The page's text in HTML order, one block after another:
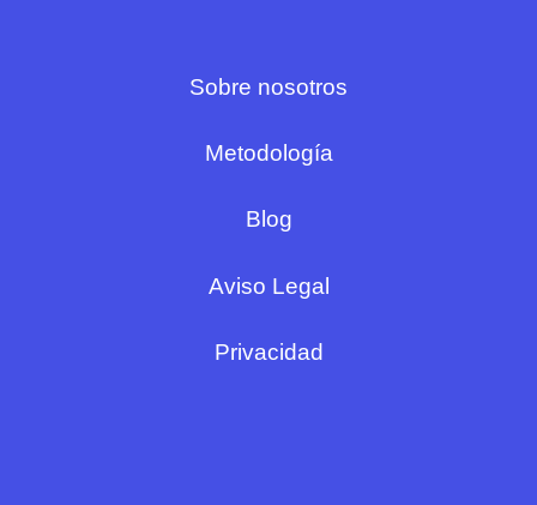
Sobre nosotros
Metodología
Blog
Aviso Legal
Privacidad